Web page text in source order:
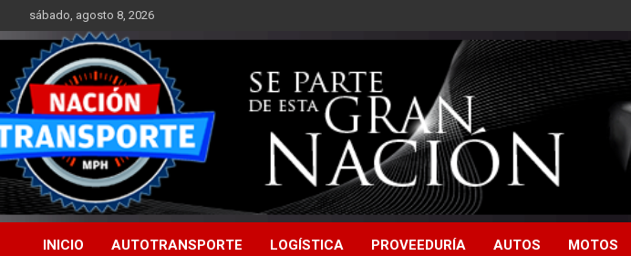
al
contenido
sábado, agosto 8, 2026
INICIO AUTOTRANSPORTE LOGÍSTICA PROVEEDURÍA AUTOS MOTOS